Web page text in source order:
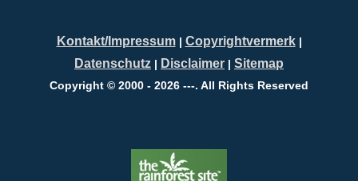
Kontakt/Impressum| Copyrightvermerk|
Datenschutz | Disclaimer | Sitemap
Copyright © 2000 - 2026 ---. All Rights Reserved